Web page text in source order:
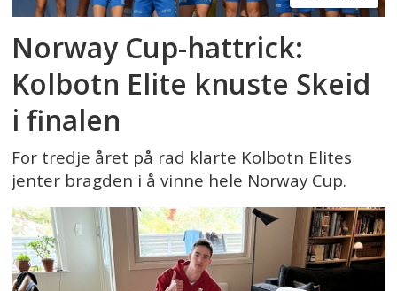
Norway Cup-hattrick:
Kolbotn Elite knuste Skeid
i finalen
For tredje året på rad klarte Kolbotn Elites
jenter bragden i å vinne hele Norway Cup.